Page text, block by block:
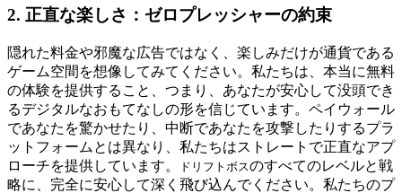
2. 正直な楽しさ：ゼロプレッシャーの約束
隠れた料金や邪魔な広告ではなく、楽しみだけが通貨である
ゲーム空間を想像してみてください。私たちは、本当に無料
の体験を提供すること、つまり、あなたが安心して没頭でき
るデジタルなおもてなしの形を信じています。ペイウォール
であなたを驚かせたり、中断であなたを攻撃したりするプラ
ットフォームとは異なり、私たちはストレートで正直なアプ
ローチを提供しています。
ドリフトボスのすべてのレベルと戦
略に、完全に安心して深く飛び込んでください。私たちのプ